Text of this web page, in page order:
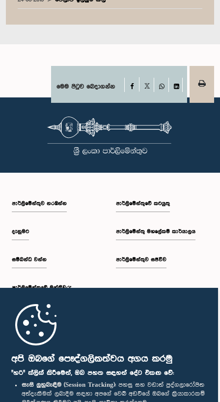
අපි ඔබගේ පෞද්ගලිකත්වය අගය කරමු
"හරි" ක්ලික් කිරීමෙන්, ඔබ පහත සඳහන් දේට එකඟ වේ:
සැසි ලුහුබැඳීම (Session Tracking): පහසු සහ වඩාත් පුද්ගලාරෝපිත
අත්දැකීමක් ලබාදීම සඳහා අපගේ වෙබ් අඩවියේ ඔබගේ ක්‍රියාකාරකම්
මෙම පිටුව බෙදාගන්න Facebook
WhatsAppLinkedIn
පාර්ලි‌මේන්තුව නරඹන්න
දැනුමට
සම්බන්ධ වන්න
පාර්ලි‌මේන්තුවේ මන්ත්‍රීවරු
මුල් පිටුව
පාර්ලිමේන්තුවේ කටයුතු
පාර්ලිමේන්තු මහලේකම් කාර්යාලය
පාර්ලිමේන්තුව සජීවීව
පාර්ලිමේන්තු ජංගම යෙදුම